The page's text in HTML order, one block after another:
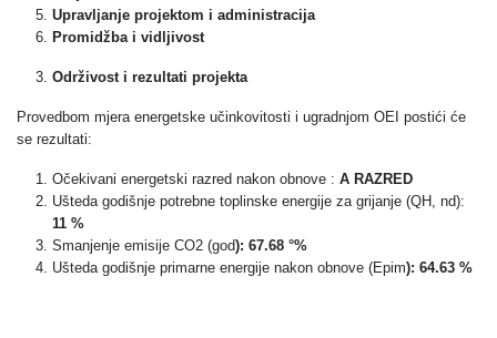
Upravljanje projektom i administracija
Promidžba i vidljivost
Održivost i rezultati projekta
Provedbom mjera energetske učinkovitosti i ugradnjom OEI postići će
se rezultati:
Očekivani energetski razred nakon obnove : A RAZRED
Ušteda godišnje potrebne toplinske energije za grijanje (QH, nd):
11 %
Smanjenje emisije CO2 (god): 67.68 °%
Ušteda godišnje primarne energije nakon obnove (Epim): 64.63 %